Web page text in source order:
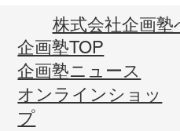
2026年2月
企画塾TOP
企画塾ニュース
オンラインショッ
プ
株式会社企画